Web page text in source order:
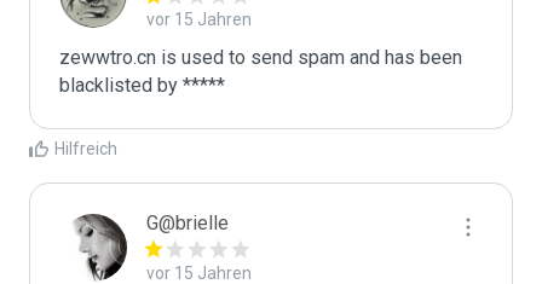
vor 15 Jahren
zewwtro.cn is used to send spam and has been
blacklisted by *****
Hilfreich
G@brielle
vor 15 Jahren